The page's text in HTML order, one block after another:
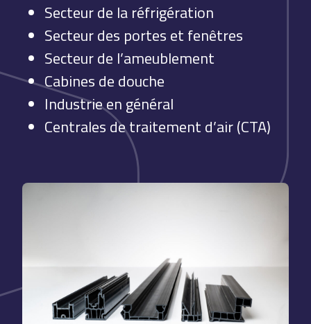
Secteur de la réfrigération
Secteur des portes et fenêtres
Secteur de l’ameublement
Cabines de douche
Industrie en général
Centrales de traitement d’air (CTA)